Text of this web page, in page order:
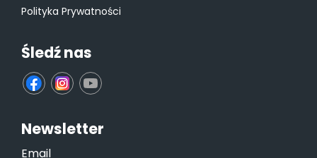
Polityka Prywatności
Śledź nas
fb ins yt
Newsletter
Email